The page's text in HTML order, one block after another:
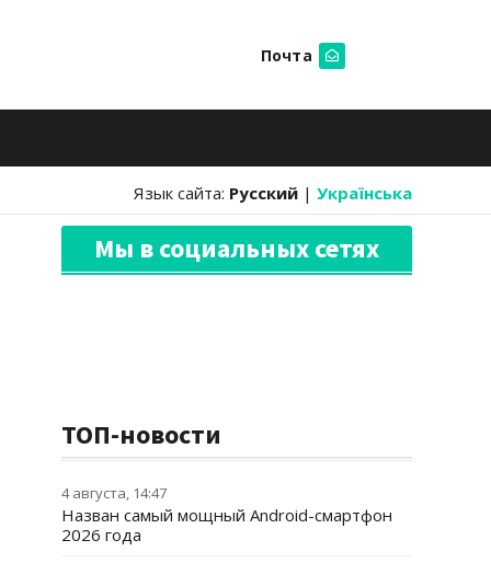
Почта
Язык сайта: Русский | Українська
Мы в социальных сетях
ТОП-новости
4 августа, 14:47
Назван самый мощный Android-смартфон
2026 года